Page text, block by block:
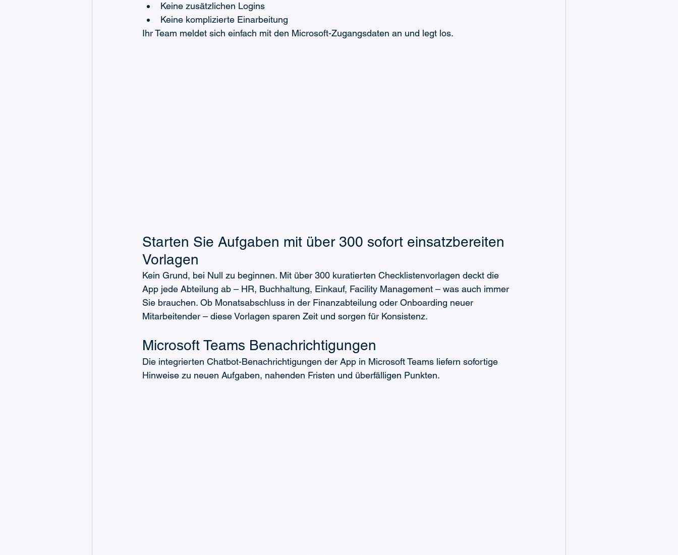
Keine zusätzlichen Logins
Keine komplizierte Einarbeitung
Ihr Team meldet sich einfach mit den Microsoft-Zugangsdaten an und legt los.
Starten Sie Aufgaben mit über 300 sofort einsatzbereiten
Vorlagen
Kein Grund, bei Null zu beginnen. Mit über 300 kuratierten Checklistenvorlagen deckt die
App jede Abteilung ab – HR, Buchhaltung, Einkauf, Facility Management – was auch immer
Sie brauchen. Ob Monatsabschluss in der Finanzabteilung oder Onboarding neuer
Mitarbeitender – diese Vorlagen sparen Zeit und sorgen für Konsistenz.
Microsoft Teams Benachrichtigungen
Die integrierten Chatbot-Benachrichtigungen der App in Microsoft Teams liefern sofortige
Hinweise zu neuen Aufgaben, nahenden Fristen und überfälligen Punkten.